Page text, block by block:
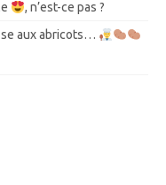
, n’est-ce pas ?
aux abricots…